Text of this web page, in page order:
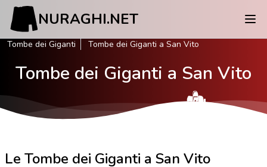
NURAGHI.NET
Tombe dei Giganti Tombe dei Giganti a San Vito
Tombe dei Giganti a San Vito
Le Tombe dei Giganti a San Vito